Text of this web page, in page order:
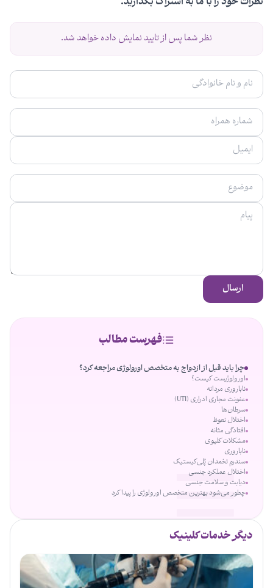
نظر شما پس از تایید نمایش داده خواهد شد.
ارسال
فهرست مطالب
چرا باید قبل از ازدواج به متخصص اورولوژی مراجعه کرد؟
اورولوژیست کیست؟
ناباروری مردانه
عفونت مجاری ادراری (UTI)
سرطان‌ها
اختلال نعوظ
افتادگی مثانه
مشکلات کلیوی
ناباروری
سندرم تخمدان پُلی‌کیستیک
اختلال عملکرد جنسی
دیابت و سلامت جنسی
چطور می‌شود بهترین متخصص اورولوژی را پیدا کرد
دیگر خدمات کلینیک